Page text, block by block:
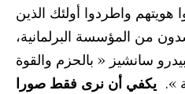
هويتهم واطردوا أولئك الذين
من المؤسسة البرلمانية،
سانشيز « بالحزم والقوة
». يكفي أن نرى فقط صورا